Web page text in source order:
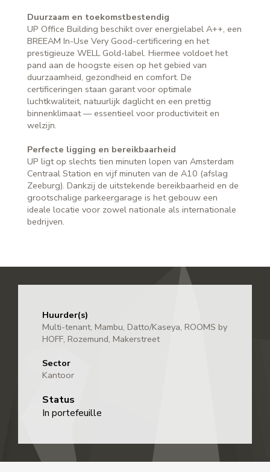
Duurzaam en toekomstbestendig
UP Office Building beschikt over energielabel A++, een
BREEAM In-Use Very Good-certificering en het
prestigieuze WELL Gold-label. Hiermee voldoet het
pand aan de hoogste eisen op het gebied van
duurzaamheid, gezondheid en comfort. De
certificeringen staan garant voor optimale
luchtkwaliteit, natuurlijk daglicht en een prettig
binnenklimaat — essentieel voor productiviteit en
welzijn.
Perfecte ligging en bereikbaarheid
UP ligt op slechts tien minuten lopen van Amsterdam
Centraal Station en vijf minuten van de A10 (afslag
Zeeburg). Dankzij de uitstekende bereikbaarheid en de
grootschalige parkeergarage is het gebouw een
ideale locatie voor zowel nationale als internationale
bedrijven.
Huurder(s)
Multi-tenant, Mambu, Datto/Kaseya, ROOMS by
HOFF, Rozemund, Makerstreet
Sector
Kantoor
Status
In portefeuille